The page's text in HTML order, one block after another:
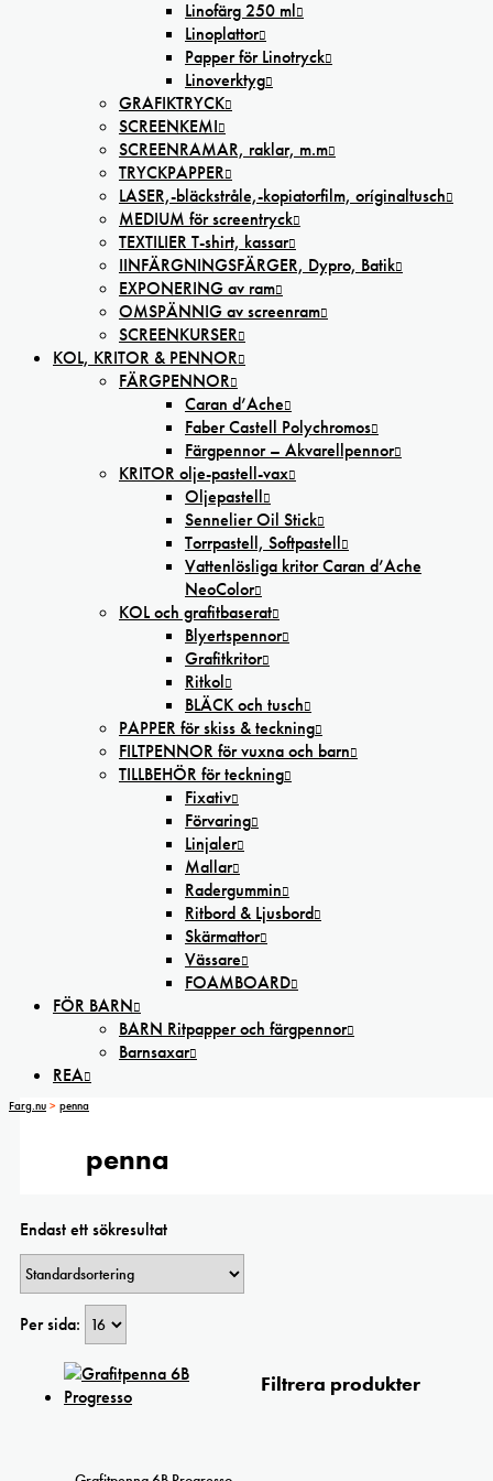
Linofärg 250 ml
Linoplattor
Papper för Linotryck
Linoverktyg
GRAFIKTRYCK
SCREENKEMI
SCREENRAMAR, raklar, m.m
TRYCKPAPPER
LASER,-bläckstråle,-kopiatorfilm, oríginaltusch
MEDIUM för screentryck
TEXTILIER T-shirt, kassar
IINFÄRGNINGSFÄRGER, Dypro, Batik
EXPONERING av ram
OMSPÄNNIG av screenram
SCREENKURSER
KOL, KRITOR & PENNOR
FÄRGPENNOR
Caran d’Ache
Faber Castell Polychromos
Färgpennor – Akvarellpennor
KRITOR olje-pastell-vax
Oljepastell
Sennelier Oil Stick
Torrpastell, Softpastell
Vattenlösliga kritor Caran d’Ache
NeoColor
KOL och grafitbaserat
Blyertspennor
Grafitkritor
Ritkol
BLÄCK och tusch
PAPPER för skiss & teckning
FILTPENNOR för vuxna och barn
TILLBEHÖR för teckning
Fixativ
Förvaring
Linjaler
Mallar
Radergummin
Ritbord & Ljusbord
Skärmattor
Vässare
FOAMBOARD
FÖR BARN
BARN Ritpapper och färgpennor
Barnsaxar
REA
Farg.nu > penna
penna
Endast ett sökresultat
Per sida:
Filtrera produkter